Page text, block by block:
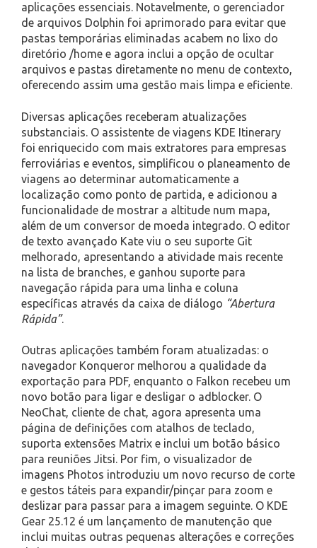
aplicações essenciais. Notavelmente, o gerenciador
de arquivos Dolphin foi aprimorado para evitar que
pastas temporárias eliminadas acabem no lixo do
diretório /home e agora inclui a opção de ocultar
arquivos e pastas diretamente no menu de contexto,
oferecendo assim uma gestão mais limpa e eficiente.
Diversas aplicações receberam atualizações
substanciais. O assistente de viagens KDE Itinerary
foi enriquecido com mais extratores para empresas
ferroviárias e eventos, simplificou o planeamento de
viagens ao determinar automaticamente a
localização como ponto de partida, e adicionou a
funcionalidade de mostrar a altitude num mapa,
além de um conversor de moeda integrado. O editor
de texto avançado Kate viu o seu suporte Git
melhorado, apresentando a atividade mais recente
na lista de branches, e ganhou suporte para
navegação rápida para uma linha e coluna
específicas através da caixa de diálogo “Abertura
Rápida”.
Outras aplicações também foram atualizadas: o
navegador Konqueror melhorou a qualidade da
exportação para PDF, enquanto o Falkon recebeu um
novo botão para ligar e desligar o adblocker. O
NeoChat, cliente de chat, agora apresenta uma
página de definições com atalhos de teclado,
suporta extensões Matrix e inclui um botão básico
para reuniões Jitsi. Por fim, o visualizador de
imagens Photos introduziu um novo recurso de corte
e gestos táteis para expandir/pinçar para zoom e
deslizar para passar para a imagem seguinte. O KDE
Gear 25.12 é um lançamento de manutenção que
inclui muitas outras pequenas alterações e correções